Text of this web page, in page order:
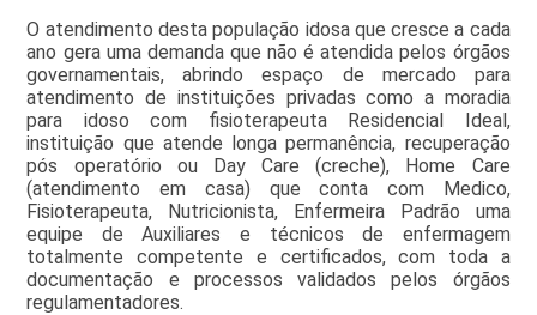
O atendimento desta população idosa que cresce a cada
ano gera uma demanda que não é atendida pelos órgãos
governamentais, abrindo espaço de mercado para
atendimento de instituições privadas como a moradia
para idoso com fisioterapeuta Residencial Ideal,
instituição que atende longa permanência, recuperação
pós operatório ou Day Care (creche), Home Care
(atendimento em casa) que conta com Medico,
Fisioterapeuta, Nutricionista, Enfermeira Padrão uma
equipe de Auxiliares e técnicos de enfermagem
totalmente competente e certificados, com toda a
documentação e processos validados pelos órgãos
regulamentadores.